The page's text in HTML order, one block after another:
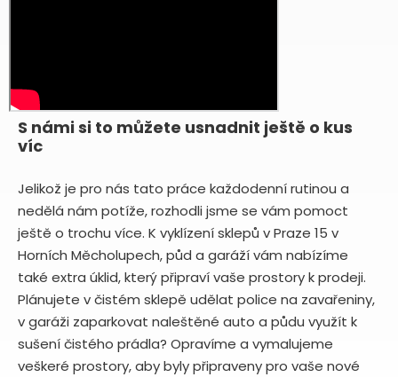
S námi si to můžete usnadnit ještě o kus
víc
Jelikož je pro nás tato práce každodenní rutinou a
nedělá nám potíže, rozhodli jsme se vám pomoct
ještě o trochu více. K vyklízení sklepů v Praze 15 v
Horních Měcholupech, půd a garáží vám nabízíme
také extra úklid, který připraví vaše prostory k prodeji.
Plánujete v čistém sklepě udělat police na zavařeniny,
v garáži zaparkovat naleštěné auto a půdu využít k
sušení čistého prádla? Opravíme a vymalujeme
veškeré prostory, aby byly připraveny pro vaše nové